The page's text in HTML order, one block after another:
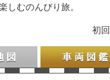
しむのんびり旅。
初
車両図鑑